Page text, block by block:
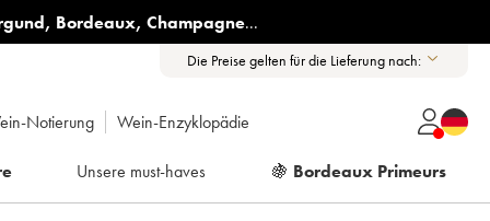
, Bordeaux, Champagne...
Die Preise gelten für die Lieferung nach:
Notierung Wein-Enzyklopädie
Unsere must-haves 🍇 Bordeaux Primeurs